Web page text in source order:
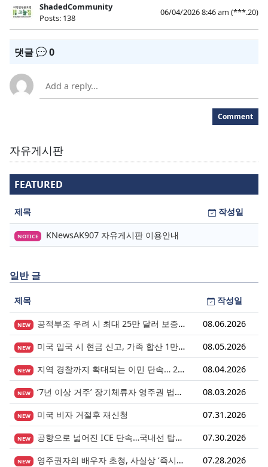
ShadedCommunity
Posts: 138
06/04/2026 8:46 am (***.20)
댓글 0
Comment
자유게시판
FEATURED
제목 작성일
NOTICE KNewsAK907 자유게시판 이용안내
일반 글
제목 작성일
NEW 공적부조 우려 시 최대 25만 달러 보증금? 영주권 심사의 새로운 변수 08.06.2026
NEW 미국 입국 시 현금 신고, 가족 합산 1만 달러가 기준입니다. 08.05.2026
NEW 지역 경찰까지 확대되는 이민 단속… 287(g) 프로그램의 대대적 확장 08.04.2026
NEW ‘7년 이상 거주’ 장기체류자 영주권 법안 재추진… 현실화될 수 있을까? 08.03.2026
NEW 미국 비자 거절후 재신청 07.31.2026
NEW 공항으로 넓어진 ICE 단속…국내선 탑승도 더 이상 안전지대 아니다. 07.30.2026
NEW 영주권자의 배우자 초청, 사실상 ‘즉시 진행’ 시대 열렸다. 07.28.2026